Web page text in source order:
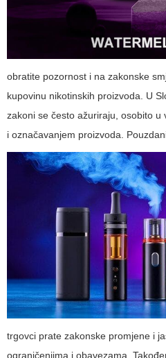
obratite pozornost i na zakonske
kupovinu nikotinskih proizvoda. U
zakoni se često ažuriraju, osobito u
i označavanjem proizvoda.
trgovci prate zakonske promjene i
ograničenjima i obavezama.